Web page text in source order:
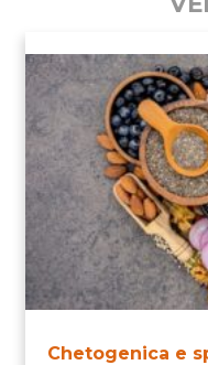
Chetogenica e